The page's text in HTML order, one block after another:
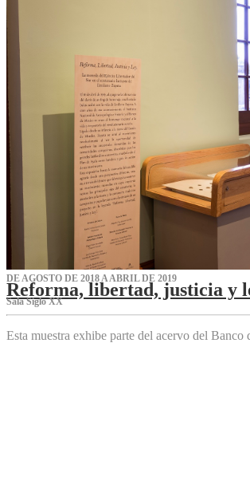
DE AGOSTO DE 2018 A ABRIL DE 2019
Reforma, libertad, justicia y
Sala Siglo XX
Esta muestra exhibe parte del acervo del